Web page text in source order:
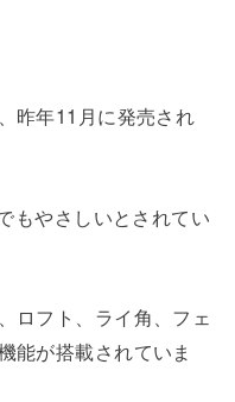
昨年11月に発売され
もやさしいとされてい
ロフト、ライ角、フェ
能が搭載されていま